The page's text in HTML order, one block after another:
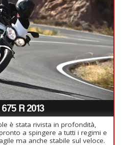
R 2013
è stata rivista in profondità,
a spingere a tutti i regimi e
ma anche stabile sul veloce.